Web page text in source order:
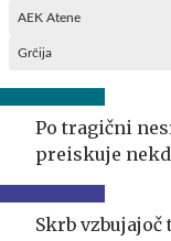
AEK Atene
Grčija
Po tragični
preiskuje
Skrb